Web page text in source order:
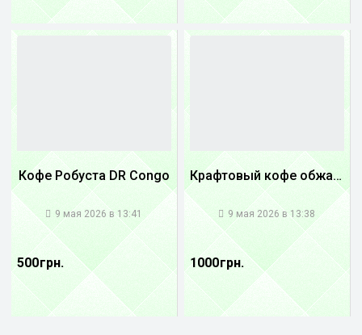
Кофе Робуста DR Congo
9 мая 2026 в 13:41
500 грн.
Крафтовый кофе обжареный Танзания
9 мая 2026 в 13:38
1000 грн.